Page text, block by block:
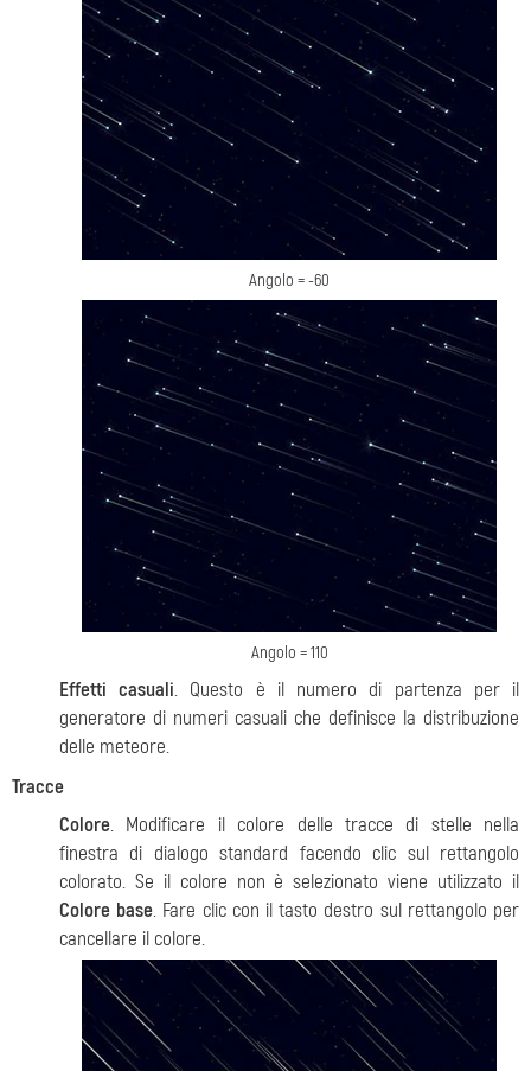
Angolo = -60
Angolo = 110
Effetti casuali. Questo è il numero di partenza per il
generatore di numeri casuali che definisce la distribuzione
delle meteore.
Tracce
Colore. Modificare il colore delle tracce di stelle nella
finestra di dialogo standard facendo clic sul rettangolo
colorato. Se il colore non è selezionato viene utilizzato il
Colore base. Fare clic con il tasto destro sul rettangolo per
cancellare il colore.